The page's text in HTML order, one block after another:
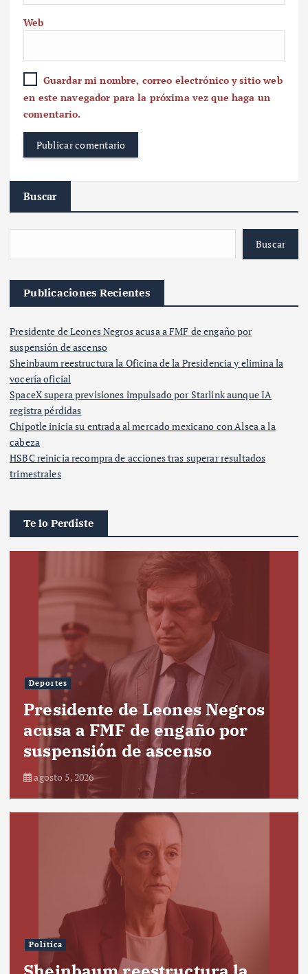
Web
Guardar mi nombre, correo electrónico y sitio web
en este navegador para la próxima vez que haga un
comentario.
Buscar
Buscar
Publicaciones Recientes
Presidente de Leones Negros acusa a FMF de engaño por
suspensión de ascenso
Sheinbaum reestructura la Oficina de la Presidencia y elimina la
vocería oficial
SpaceX supera previsiones impulsado por Starlink aunque IA
registra pérdidas
Chipotle inicia su entrada al mercado mexicano con Alsea a la
cabeza
HSBC reinicia recompra de acciones tras superar resultados
trimestrales
Te lo Perdiste
Deportes
Presidente de Leones Negros
acusa a FMF de engaño por
suspensión de ascenso
agosto 5, 2026
Política